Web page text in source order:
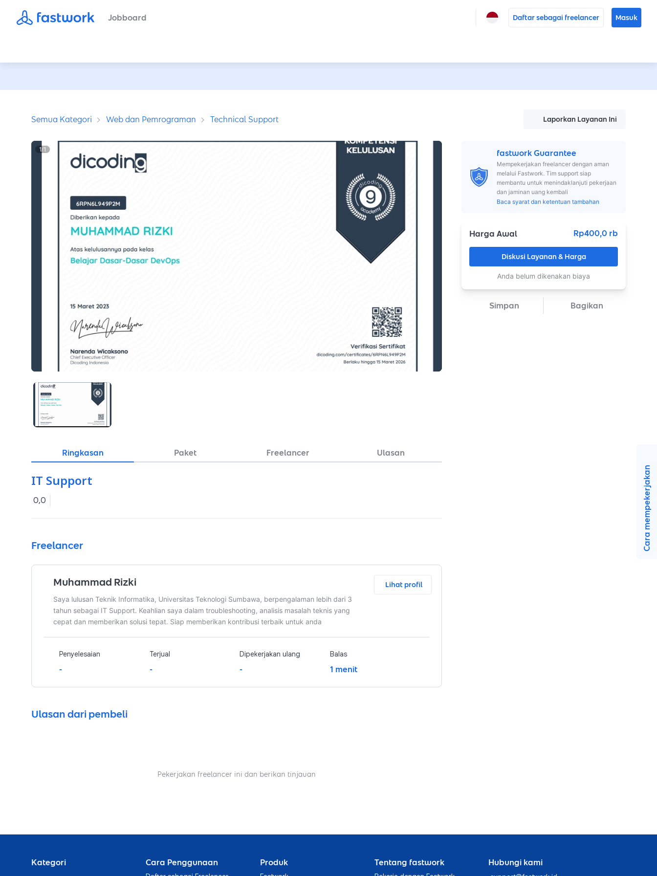
Jobboard Daftar sebagai freelancer Masuk
Semua Kategori Web dan Pemrograman Technical Support Laporkan Layanan Ini
1/1
Ringkasan Paket Freelancer Ulasan
IT Support
0,0
Freelancer
Muhammad Rizki
Saya lulusan Teknik Informatika, Universitas Teknologi Sumbawa, berpengalaman lebih dari 3
tahun sebagai IT Support. Keahlian saya dalam troubleshooting, analisis masalah teknis yang
cepat dan memberikan solusi tepat. Siap memberikan kontribusi terbaik untuk anda
Lihat profil
Penyelesaian
-
Terjual
-
Dipekerjakan ulang
-
Balas
1 menit
Ulasan dari pembeli
Pekerjakan freelancer ini dan berikan tinjauan
fastwork Guarantee
Mempekerjakan freelancer dengan aman
melalui Fastwork. Tim support siap
membantu untuk menindaklanjuti pekerjaan
dan jaminan uang kembali
Baca syarat dan ketentuan tambahan
Harga Awal Rp400,0 rb
Diskusi Layanan & Harga
Anda belum dikenakan biaya
Simpan Bagikan
Cara mempekerjakan
Kategori Cara Penggunaan Produk Tentang fastwork Hubungi kami